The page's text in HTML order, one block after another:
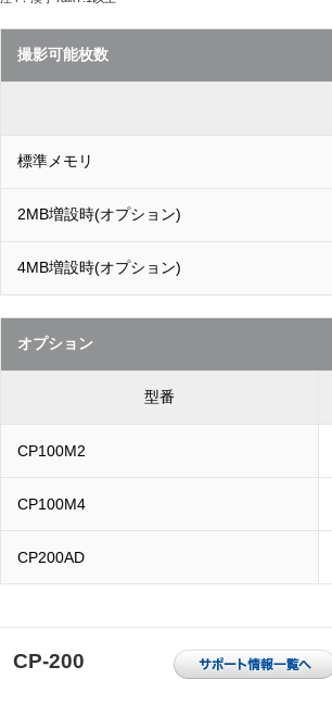
撮影可能枚数
標準メモリ
2MB増設時(オプション)
4MB増設時(オプション)
オプション
型番
CP100M2
CP100M4
CP200AD
CP-200